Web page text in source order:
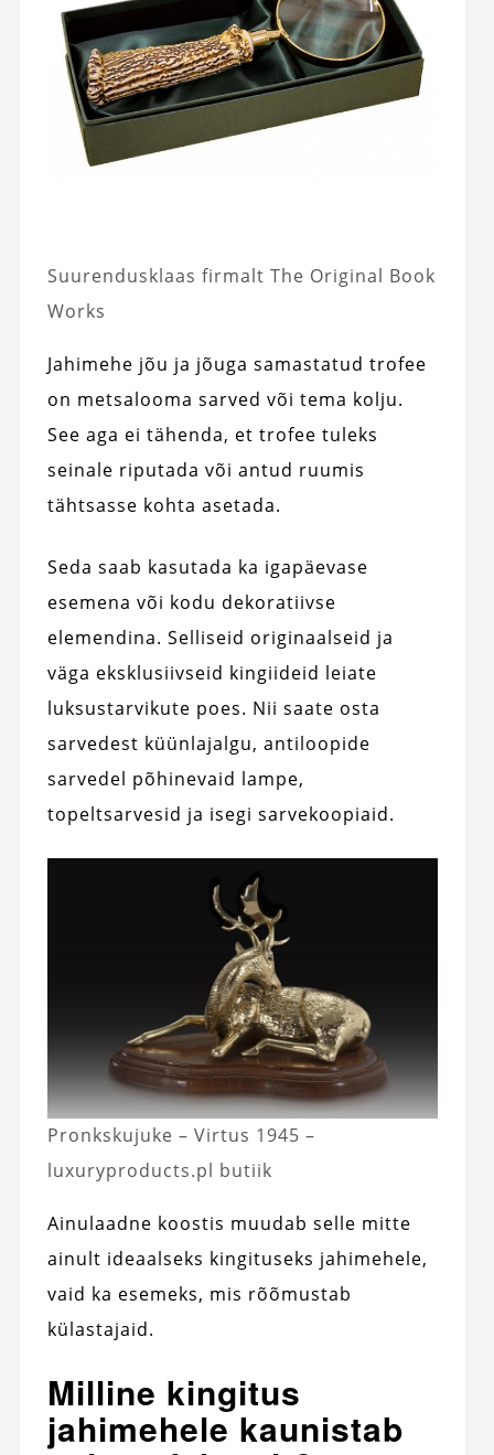
Suurendusklaas firmalt The Original Book
Works
Jahimehe jõu ja jõuga samastatud trofee
on metsalooma sarved või tema kolju.
See aga ei tähenda, et trofee tuleks
seinale riputada või antud ruumis
tähtsasse kohta asetada.
Seda saab kasutada ka igapäevase
esemena või kodu dekoratiivse
elemendina. Selliseid originaalseid ja
väga eksklusiivseid kingiideid leiate
luksustarvikute poes. Nii saate osta
sarvedest küünlajalgu, antiloopide
sarvedel põhinevaid lampe,
topeltsarvesid ja isegi sarvekoopiaid.
Pronkskujuke – Virtus 1945 –
luxuryproducts.pl butiik
Ainulaadne koostis muudab selle mitte
ainult ideaalseks kingituseks jahimehele,
vaid ka esemeks, mis rõõmustab
külastajaid.
Milline kingitus
jahimehele kaunistab